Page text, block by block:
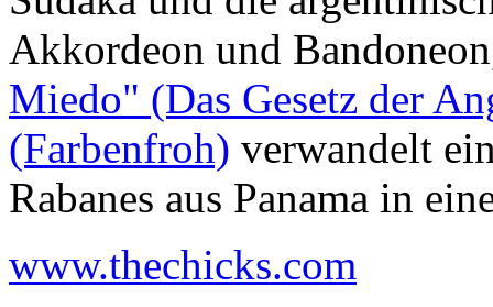
Akkordeon und
Miedo" (Das Gesetz der
(Farbenfroh) verwandelt
Rabanes aus Panama in
www.thechicks.com